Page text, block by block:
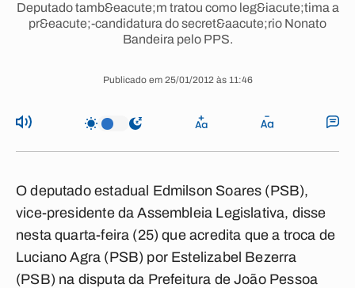
Deputado tamb&eacute;m tratou como leg&iacute;tima a
pr&eacute;-candidatura do secret&aacute;rio Nonato
Bandeira pelo PPS.
Publicado em 25/01/2012 às 11:46
O deputado estadual Edmilson Soares (PSB),
vice-presidente da Assembleia Legislativa, disse
nesta quarta-feira (25) que acredita que a troca de
Luciano Agra (PSB) por Estelizabel Bezerra
(PSB) na disputa da Prefeitura de João Pessoa